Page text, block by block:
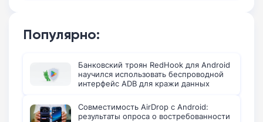
Популярно:
Банковский троян RedHook для Android
научился использовать беспроводной
интерфейс ADB для кражи данных
Совместимость AirDrop с Android:
результаты опроса о востребованности